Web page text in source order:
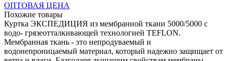
ОПТОВАЯ ЦЕНА
Похожие товары
Куртка ЭКСПЕДИЦИЯ из мембранной ткани 5000/5000 с
водо- грязеотталкивающей технологией TEFLON.
Мембранная ткань - это непродуваемый и
водонепроницаемый материал, который надежно защищает от